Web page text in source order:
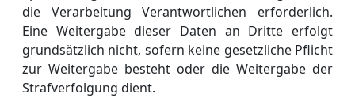
die Verarbeitung Verantwortlichen erforderlich.
Eine Weitergabe dieser Daten an Dritte erfolgt
grundsätzlich nicht, sofern keine gesetzliche Pflicht
zur Weitergabe besteht oder die Weitergabe der
Strafverfolgung dient.